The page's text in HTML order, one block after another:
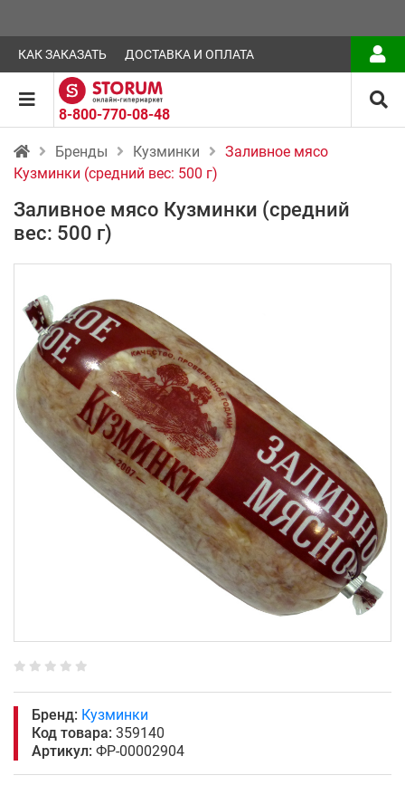
КАК ЗАКАЗАТЬ ДОСТАВКА И ОПЛАТА
8-800-770-08-48
Бренды Кузминки
Заливное мясо
Кузминки (средний вес: 500 г)
Заливное мясо Кузминки (средний
вес: 500 г)
Бренд: Кузминки
Код товара: 359140
Артикул: ФР-00002904